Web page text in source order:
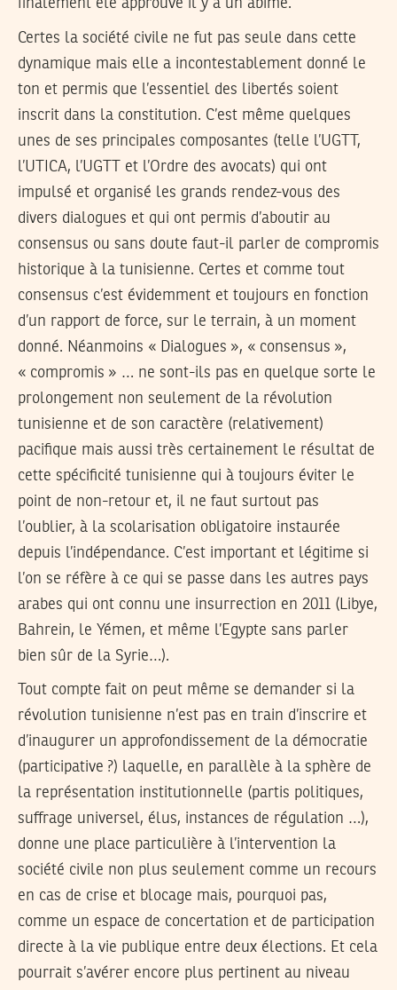
finalement été approuvé il y a un abîme.
Certes la société civile ne fut pas seule dans cette
dynamique mais elle a incontestablement donné le
ton et permis que l’essentiel des libertés soient
inscrit dans la constitution. C’est même quelques
unes de ses principales composantes (telle l’UGTT,
l’UTICA, l’UGTT et l’Ordre des avocats) qui ont
impulsé et organisé les grands rendez-vous des
divers dialogues et qui ont permis d’aboutir au
consensus ou sans doute faut-il parler de compromis
historique à la tunisienne. Certes et comme tout
consensus c’est évidemment et toujours en fonction
d’un rapport de force, sur le terrain, à un moment
donné. Néanmoins « Dialogues », « consensus »,
« compromis » … ne sont-ils pas en quelque sorte le
prolongement non seulement de la révolution
tunisienne et de son caractère (relativement)
pacifique mais aussi très certainement le résultat de
cette spécificité tunisienne qui à toujours éviter le
point de non-retour et, il ne faut surtout pas
l’oublier, à la scolarisation obligatoire instaurée
depuis l’indépendance. C’est important et légitime si
l’on se réfère à ce qui se passe dans les autres pays
arabes qui ont connu une insurrection en 2011 (Libye,
Bahrein, le Yémen, et même l’Egypte sans parler
bien sûr de la Syrie…).
Tout compte fait on peut même se demander si la
révolution tunisienne n’est pas en train d’inscrire et
d’inaugurer un approfondissement de la démocratie
(participative ?) laquelle, en parallèle à la sphère de
la représentation institutionnelle (partis politiques,
suffrage universel, élus, instances de régulation …),
donne une place particulière à l’intervention la
société civile non plus seulement comme un recours
en cas de crise et blocage mais, pourquoi pas,
comme un espace de concertation et de participation
directe à la vie publique entre deux élections. Et cela
pourrait s’avérer encore plus pertinent au niveau